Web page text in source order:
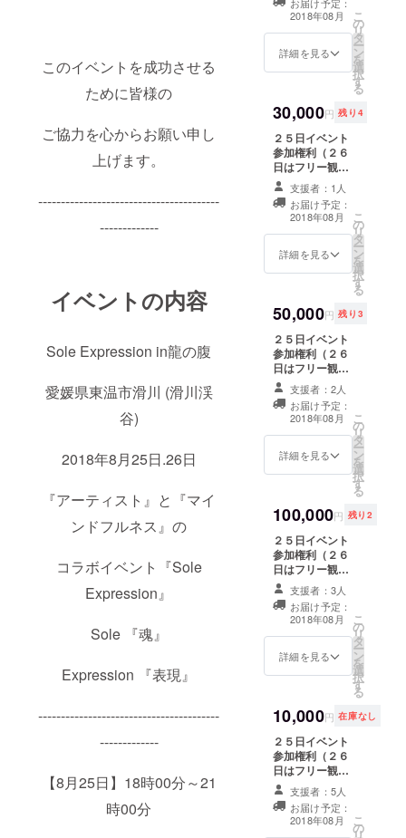
このイベントを成功させる
ために皆様の
ご協力を心からお願い申し
上げます。
----------------------------------------
-------------
イベントの内容
Sole Expression in龍の腹
愛媛県東温市滑川 (滑川渓
谷)
2018年8月25日.26日
『アーティスト』と『マイ
ンドフルネス』の
コラボイベント『Sole
Expression』
Sole 『魂』
Expression 『表現』
----------------------------------------
-------------
【8月25日】18時00分～21
時00分
お届け予定：
2018年08月
詳細を見る
こ
の
リ
タ
ー
ン
を
選
択
す
る
30,000円 残り4
２５日イベント
参加権利（２６
日はフリー観
覧） ＜以下のリ
ターンは当日現
地でお渡しいた
します。 当日参
加出来ない方
は、メールでご
手紙 オリジナル
ポストカード
支援者：1人
お届け予定：
2018年08月
詳細を見る
こ
の
リ
タ
ー
ン
を
選
択
す
る
50,000円 残り3
２５日イベント
参加権利（２６
日はフリー観
覧） ＜以下のリ
ターンは当日現
地でお渡しいた
します。 当日参
加出来ない方
は、メールでご
前列確保 miiya
と2shot お手紙
オリジナルポス
トカード オリジ
ナルフェイスタ
オル オリジナル
バスタオル ＜以
下は、イベント
終了後２週間後
たしますので、
メールでご連絡
会参加権利
支援者：2人
お届け予定：
2018年08月
詳細を見る
こ
の
リ
タ
ー
ン
を
選
択
す
る
100,000円 残り2
２５日イベント
参加権利（２６
日はフリー観
覧） ＜以下のリ
ターンは当日現
地でお渡しいた
します。 当日参
加出来ない方
は、メールでご
前列確保 miiya
と2shot お手紙
オリジナルポス
トカード オリジ
ナルフェイスタ
オル オリジナル
バスタオル オリ
ジナルTシャツ
＜以下は、イベ
支援者：3人
お届け予定：
2018年08月
詳細を見る
こ
の
リ
タ
ー
ン
を
選
択
す
る
10,000円 在庫なし
２５日イベント
参加権利（２６
日はフリー観
覧） ＜以下のリ
ターンは当日現
地でお渡しいた
します。 当日参
支援者：5人
お届け予定：
2018年08月
こ
の